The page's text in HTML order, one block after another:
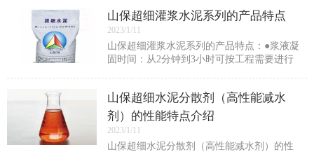
程、建筑工程等的防水堵漏加固施工。也
山保超细灌浆水泥系列的产品特点
2023/1/11
山保超细灌浆水泥系列的产品特点：●浆液凝
固时间：从2分钟到3小时可按工程需要进行
掺入超细水泥分散剂后，可降低浆液粘度，
提
山保超细水泥分散剂（高性能减水
剂）的性能特点介绍
2023/1/11
山保超细水泥分散剂（高性能减水剂）的性